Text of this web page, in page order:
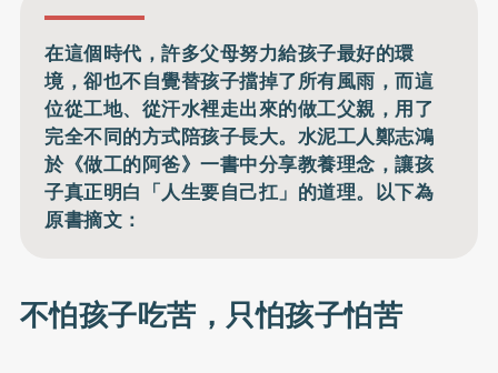
在這個時代，許多父母努力給孩子最好的環
境，卻也不自覺替孩子擋掉了所有風雨，而這
位從工地、從汗水裡走出來的做工父親，用了
完全不同的方式陪孩子長大。水泥工人鄭志鴻
於《做工的阿爸》一書中分享教養理念，讓孩
子真正明白「人生要自己扛」的道理。以下為
原書摘文：
不怕孩子吃苦，只怕孩子怕苦